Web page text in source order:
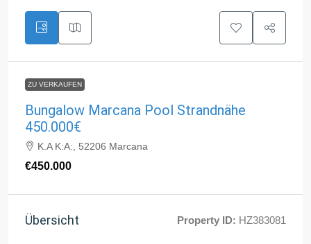
ZU VERKAUFEN
Bungalow Marcana Pool Strandnähe
450.000€
K.A K:A:, 52206 Marcana
€450.000
Übersicht Property ID: HZ383081